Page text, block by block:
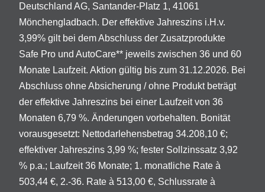
Deutschland AG, Santander-Platz 1, 41061
Mönchengladbach. Der effektive Jahreszins i.H.v.
3,99% gilt bei dem Abschluss der Zusatzprodukte
Safe Pro und AutoCare** jeweils zwischen 36 und 60
Monate Laufzeit. Aktion gültig bis zum 31.12.2026. Bei
Abschluss ohne Absicherung / ohne Produkt beträgt
der effektive Jahreszins bei einer Laufzeit von 36
Monaten 6,79 %. Änderungen vorbehalten. Bonität
vorausgesetzt: Nettodarlehensbetrag 34.208,10 €;
effektiver Jahreszins 3,99 %; fester Sollzinssatz 3,92
% p.a.; Laufzeit 36 Monate; 1. monatliche Rate à
503,44 €, 2.-36. Rate à 513,00 €, Schlussrate à